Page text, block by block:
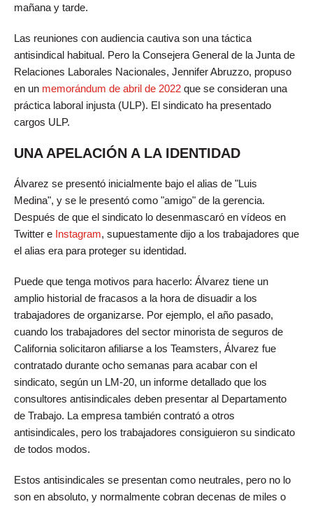
mañana y tarde.
Las reuniones con audiencia cautiva son una táctica
antisindical habitual. Pero la Consejera General de la Junta de
Relaciones Laborales Nacionales, Jennifer Abruzzo, propuso
en un memorándum de abril de 2022 que se consideran una
práctica laboral injusta (ULP). El sindicato ha presentado
cargos ULP.
UNA APELACIÓN A LA IDENTIDAD
Álvarez se presentó inicialmente bajo el alias de "Luis
Medina", y se le presentó como "amigo" de la gerencia.
Después de que el sindicato lo desenmascaró en vídeos en
Twitter e Instagram, supuestamente dijo a los trabajadores que
el alias era para proteger su identidad.
Puede que tenga motivos para hacerlo: Álvarez tiene un
amplio historial de fracasos a la hora de disuadir a los
trabajadores de organizarse. Por ejemplo, el año pasado,
cuando los trabajadores del sector minorista de seguros de
California solicitaron afiliarse a los Teamsters, Álvarez fue
contratado durante ocho semanas para acabar con el
sindicato, según un LM-20, un informe detallado que los
consultores antisindicales deben presentar al Departamento
de Trabajo. La empresa también contrató a otros
antisindicales, pero los trabajadores consiguieron su sindicato
de todos modos.
Estos antisindicales se presentan como neutrales, pero no lo
son en absoluto, y normalmente cobran decenas de miles o